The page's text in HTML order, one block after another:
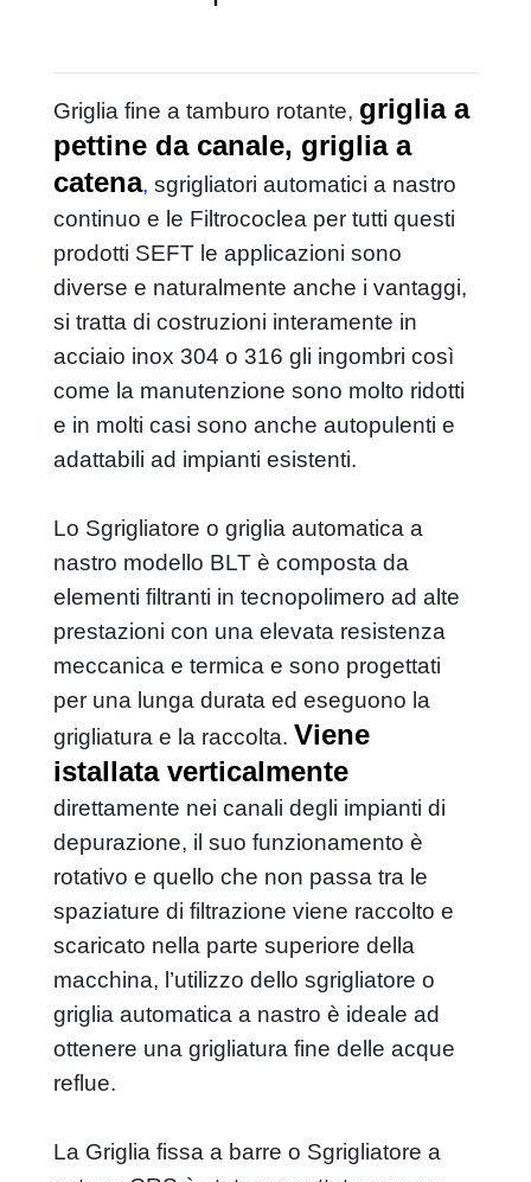
filtrococlea a tamburo rotante
griglia per sfiori o tracimazione
rotostaccio - sgrigliatore fine
griglia a tamburo rotante con
compattatore integrato
rotovaglio ad alimentazione interna per
grigliatura fine
sgrigliatore griglia a barre / catena
griglia a spazzole da canale
sgrigliatore automatico - griglia verticale a
nastro
griglia a scala mobile
griglia da canale manuale
mini lavatore conico
classficatore delle sabbie
impianto compatto trattamento sabbie
classificazione - lavaggio sabbie
impianto compatto trattamento sabbie
impianto combinato di trattamento
unita' combinata per dissabbiatura
compattatore a coclea
coclea compattatrice
preparatore polielettrolita automatico
ITALIANO ENGLISH ESPAÑOL
Griglia fine a tamburo rotante, griglia a
pettine da canale, griglia a
catena, sgrigliatori automatici a nastro
continuo e le Filtrococlea per tutti questi
prodotti SEFT le applicazioni sono
diverse e naturalmente anche i vantaggi,
si tratta di costruzioni interamente in
acciaio inox 304 o 316 gli ingombri così
come la manutenzione sono molto ridotti
e in molti casi sono anche autopulenti e
adattabili ad impianti esistenti.
Lo Sgrigliatore o griglia automatica a
nastro modello BLT è composta da
elementi filtranti in tecnopolimero ad alte
prestazioni con una elevata resistenza
meccanica e termica e sono progettati
per una lunga durata ed eseguono la
grigliatura e la raccolta. Viene
istallata verticalmente
direttamente nei canali degli impianti di
depurazione, il suo funzionamento è
rotativo e quello che non passa tra le
spaziature di filtrazione viene raccolto e
scaricato nella parte superiore della
macchina, l’utilizzo dello sgrigliatore o
griglia automatica a nastro è ideale ad
ottenere una grigliatura fine delle acque
reflue.
La Griglia fissa a barre o Sgrigliatore a